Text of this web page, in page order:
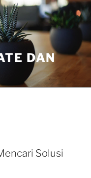
DAN
Solusi